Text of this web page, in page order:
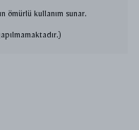
ömürlü kullanım sunar.